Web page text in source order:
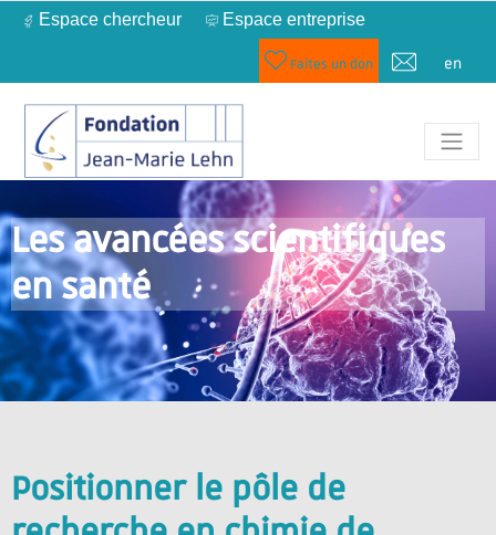
Espace chercheur Espace entreprise
Faites un don en
Les avancées scientifiques
en santé
Positionner le pôle de